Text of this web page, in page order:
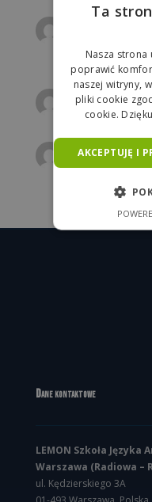
Jakie są rodzaje
Annonon
beach łatwizna,
MaGon
Dane kontaktowe
LEMON Szkoła Języka
Warszawa (Radiowa –
ul. Kędzierskiego 3A
Ta
Nasza strona
poprawić
naszej witryny,
pliki cookie
cookie.
AKCEPTUJĘ I